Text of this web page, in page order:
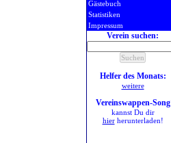
Gästebuch
Statistiken
Impressum
Verein suchen:
Helfer des Monats:
weitere
Vereinswappen-Song
kannst Du dir
hierherunterladen!